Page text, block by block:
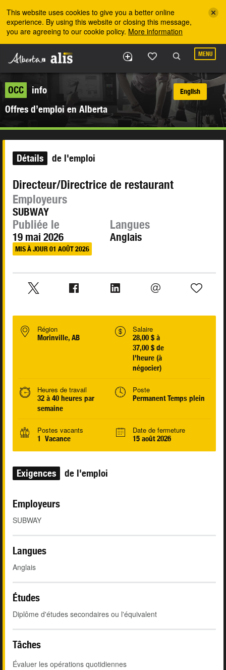
This website uses cookies to give you a better online
experience. By using this website or closing this message,
you are agreeing to our cookie policy. More information
MENU
OCC
info
Offres d’emploi en Alberta
English
Détails de l'emploi
Directeur/Directrice de restaurant
Employeurs
SUBWAY
Publiée le
19 mai 2026
MIS À JOUR 01 AOÛT 2026
Langues
Anglais
Région
Morinville, AB
Salaire
28,00 $ à
37,00 $ de
l'heure (à
négocier)
Heures de travail
32 à 40 heures par
semaine
Poste
Permanent Temps plein
Postes vacants
1 Vacance
Date de fermeture
15 août 2026
Exigences de l'emploi
Employeurs
SUBWAY
Langues
Anglais
Études
Diplôme d'études secondaires ou l'équivalent
Tâches
Évaluer les opérations quotidiennes